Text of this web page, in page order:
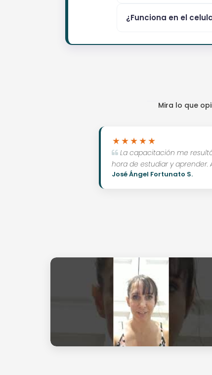
¿Funciona en el
Mira lo que
La capacitación me
hora de estudiar y
José Ángel Fortunato S.